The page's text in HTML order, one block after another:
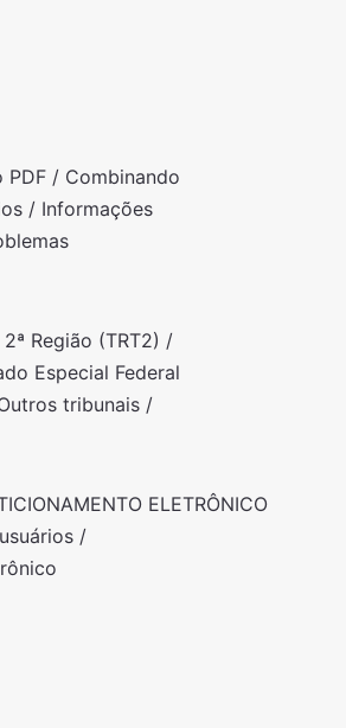
/ Combinando
/ Informações
Região (TRT2) /
Especial Federal
tribunais /
ELETRÔNICO
/